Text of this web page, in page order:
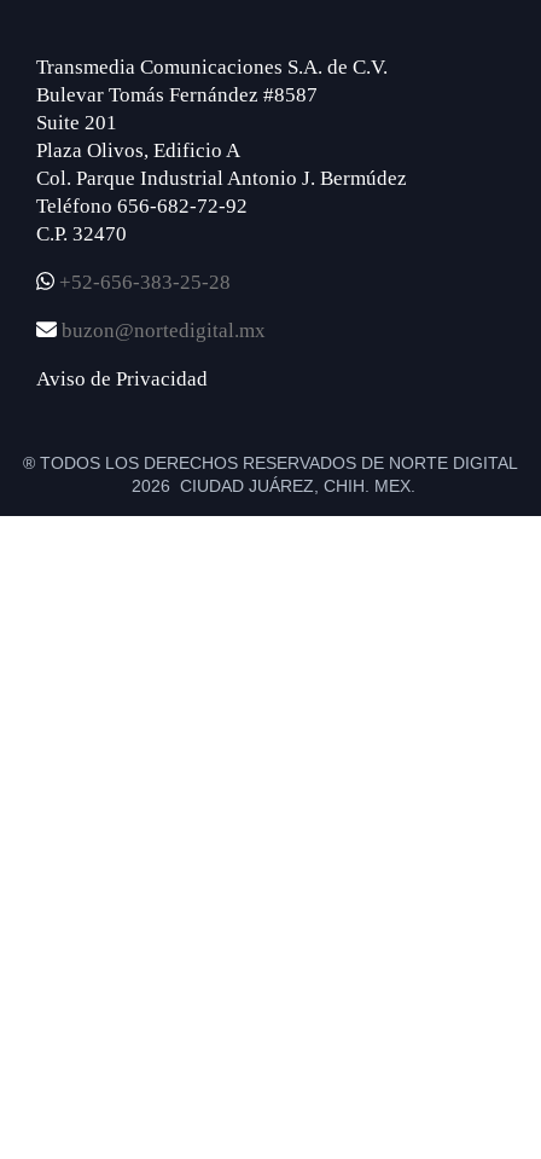
Transmedia Comunicaciones S.A. de C.V.
Bulevar Tomás Fernández #8587
Suite 201
Plaza Olivos, Edificio A
Col. Parque Industrial Antonio J. Bermúdez
Teléfono 656-682-72-92
C.P. 32470
+52-656-383-25-28
buzon@nortedigital.mx
Aviso de Privacidad
® TODOS LOS DERECHOS RESERVADOS DE NORTE DIGITAL
2026 CIUDAD JUÁREZ, CHIH. MEX.